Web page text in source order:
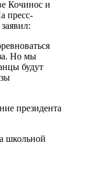
Кочинос и
пресс-
Но мы
будут
президента
школьной